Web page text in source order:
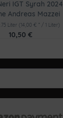
IGT Syrah 2024
Andreas Mazzei
Liter (14,00 € * / 1 Liter)
10,50 €